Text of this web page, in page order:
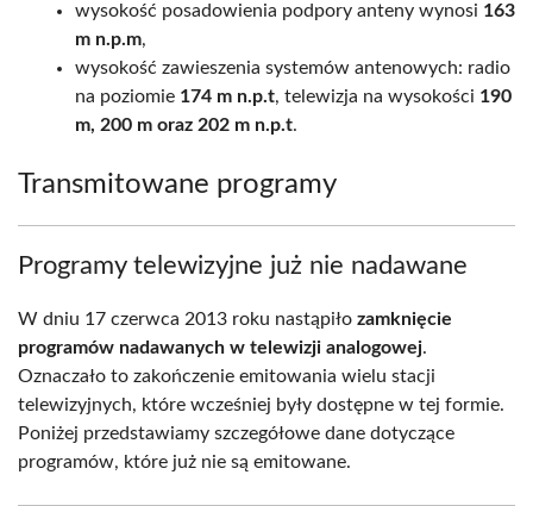
wysokość posadowienia podpory anteny wynosi 163
m n.p.m,
wysokość zawieszenia systemów antenowych: radio
na poziomie 174 m n.p.t, telewizja na wysokości 190
m, 200 m oraz 202 m n.p.t.
Transmitowane programy
Programy telewizyjne już nie nadawane
W dniu 17 czerwca 2013 roku nastąpiło zamknięcie
programów nadawanych w telewizji analogowej.
Oznaczało to zakończenie emitowania wielu stacji
telewizyjnych, które wcześniej były dostępne w tej formie.
Poniżej przedstawiamy szczegółowe dane dotyczące
programów, które już nie są emitowane.